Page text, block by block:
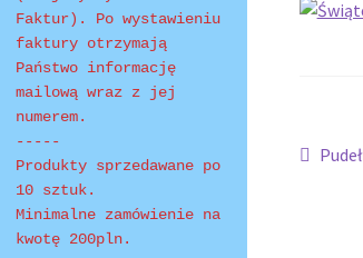
Shopping Tips Terms of Use
Faktur). Po wystawieniu
faktury otrzymają
Państwo informację
mailową wraz z jej
numerem.
-----
Produkty sprzedawane po
10 sztuk.
Minimalne zamówienie na
kwotę 200pln.